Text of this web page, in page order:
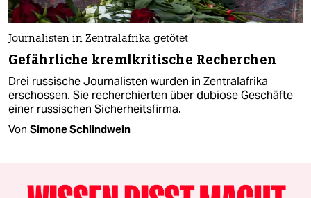
Journalisten in Zentralafrika getötet
Gefährliche kremlkritische Recherchen
Drei russische Journalisten wurden in Zentralafrika
erschossen. Sie recherchierten über dubiose Geschäfte
einer russischen Sicherheitsfirma.
Von Simone Schlindwein